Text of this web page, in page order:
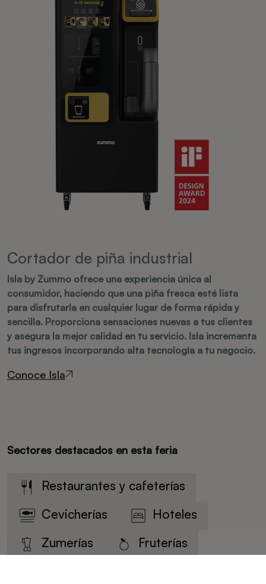
Cortador de piña industrial
Isla by Zummo ofrece una experiencia única al
consumidor, haciendo que una piña fresca esté lista
para disfrutarla en cualquier lugar de forma rápida y
sencilla. Proporciona sensaciones nuevas a tus clientes
y asegura la mejor calidad en tu servicio. Isla incrementa
tus ingresos incorporando alta tecnología a tu negocio.
Conoce Isla
Sectores destacados en esta feria
Restaurantes y cafeterías
Cevicherías
Hoteles
Zumerías
Fruterías